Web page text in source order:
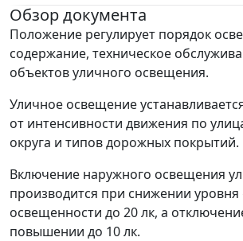
Обзор документа
Положение регулирует порядок
содержание, техническое
объектов уличного освещения.
Уличное освещение
от интенсивности движения по
округа и типов дорожных покрытий.
Включение наружного освещения
производится при снижении уровня
освещенности до 20 лк, а
повышении до 10 лк.